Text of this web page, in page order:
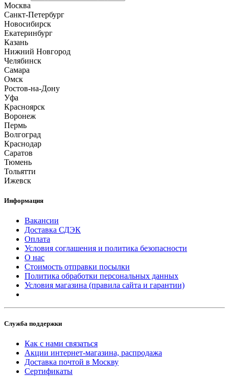
Москва
Санкт-Петербург
Новосибирск
Екатеринбург
Казань
Нижний Новгород
Челябинск
Самара
Омск
Ростов-на-Дону
Уфа
Красноярск
Воронеж
Пермь
Волгоград
Краснодар
Саратов
Тюмень
Тольятти
Ижевск
Информация
Вакансии
Доставка СДЭК
Оплата
Условия соглашения и политика безопасности
О нас
Стоимость отправки посылки
Политика обработки персональных данных
Условия магазина (правила сайта и гарантии)
Служба поддержки
Как с нами связаться
Акции интернет-магазина, распродажа
Доставка почтой в Москву
Сертификаты